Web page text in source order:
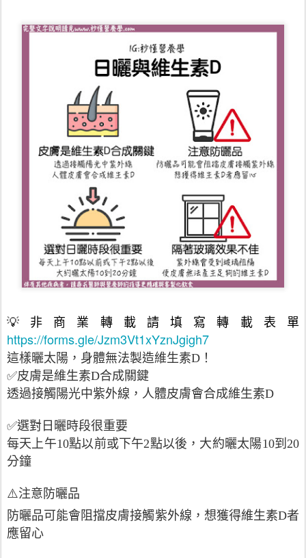
💡非商業轉載請填寫轉載表單
https://forms.gle/Jzm3Vt1xYznJgigh7
這樣曬太陽，身體無法製造維生素D！
✅皮膚是維生素D合成關鍵
透過接觸陽光中紫外線，人體皮膚會合成維生素D
✅選對日曬時段很重要
每天上午10點以前或下午2點以後，大約曬太陽10到20
分鐘
⚠️注意防曬品
防曬品可能會阻擋皮膚接觸紫外線，想獲得維生素D者
應留心